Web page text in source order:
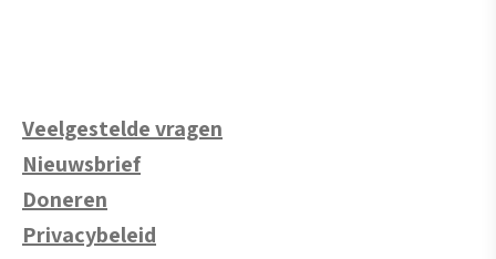
Veelgestelde vragen
Nieuwsbrief
Doneren
Privacybeleid